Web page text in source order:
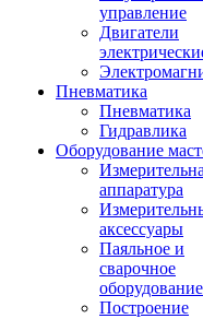
управление
Двигатели
Пневматика
Пневматика
Гидравлика
Оборудование
аппаратура
аксессуары
Паяльное и
сварочное
оборудование
Построение